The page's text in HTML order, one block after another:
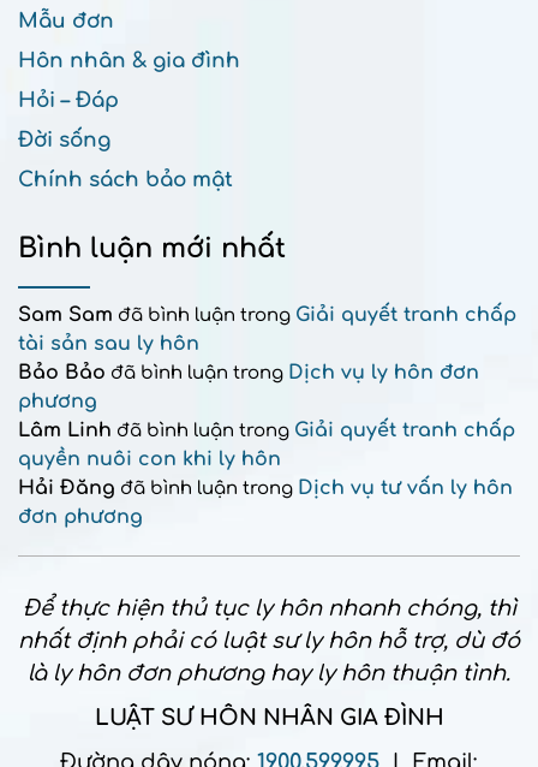
Mẫu đơn
Hôn nhân & gia đình
Hỏi – Đáp
Đời sống
Chính sách bảo mật
Bình luận mới nhất
Sam Sam đã bình luận trong Giải quyết tranh chấp
tài sản sau ly hôn
Bảo Bảo đã bình luận trong Dịch vụ ly hôn đơn
phương
Lâm Linh đã bình luận trong Giải quyết tranh chấp
quyền nuôi con khi ly hôn
Hải Đăng đã bình luận trong Dịch vụ tư vấn ly hôn
đơn phương
Để thực hiện thủ tục ly hôn nhanh chóng, thì
nhất định phải có luật sư ly hôn hỗ trợ, dù đó
là ly hôn đơn phương hay ly hôn thuận tình.
LUẬT SƯ HÔN NHÂN GIA ĐÌNH